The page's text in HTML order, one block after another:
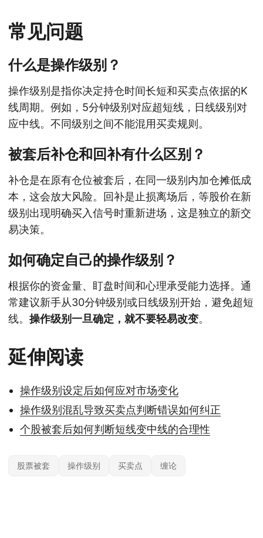
常见问题
什么是操作级别？
操作级别是指你决定持仓时间长短和买卖点依据的K
线周期。例如，5分钟级别对应超短线，日线级别对
应中线。不同级别之间不能混用买卖规则。
被套后补仓和回补有什么区别？
补仓是在原有仓位被套后，在同一级别内加仓摊低成
本，这会放大风险。回补是止损离场后，等股价在新
级别出现明确买入信号时重新进场，这是独立的新交
易决策。
如何确定自己的操作级别？
根据你的资金量、盯盘时间和心理承受能力选择。通
常建议新手从30分钟级别或日线级别开始，避免超短
线。 操作级别一旦确定，就不要轻易改变。
延伸阅读
操作级别设定后如何应对市场变化
操作级别混乱导致买卖点判断错误如何纠正
个股被套后如何判断短线变中线的合理性
股票被套 操作级别 买卖点 缠论